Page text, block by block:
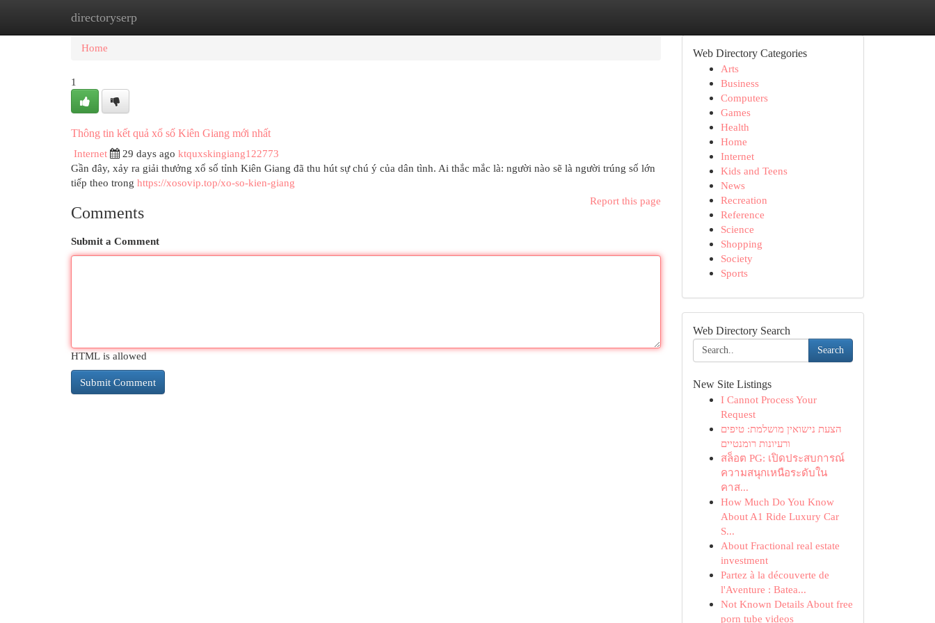
directoryserp
Home
Home
1
Thông tin kết quả xổ số Kiên Giang mới nhất
Internet
29 days ago ktquxskingiang122773
Gần đây, xảy ra giải thưởng xổ số tỉnh Kiên Giang đã thu hút sự chú ý của dân tình. Ai thắc mắc là: người nào sẽ là người trúng số lớn
tiếp theo trong https://xosovip.top/xo-so-kien-giang
Report this page
Comments
Submit a Comment
HTML is allowed
Web Directory Categories
Arts
Business
Computers
Games
Health
Home
Internet
Kids and Teens
News
Recreation
Reference
Science
Shopping
Society
Sports
Web Directory Search
Search
New Site Listings
I Cannot Process Your
Request
הצעת נישואין מושלמת: טיפים
ורעיונות רומנטיים
สล็อต PG: เปิดประสบการณ์
ความสนุกเหนือระดับใน
คาส...
How Much Do You Know
About A1 Ride Luxury Car
S...
About Fractional real estate
investment
Partez à la découverte de
l'Aventure : Batea...
Not Known Details About free
porn tube videos